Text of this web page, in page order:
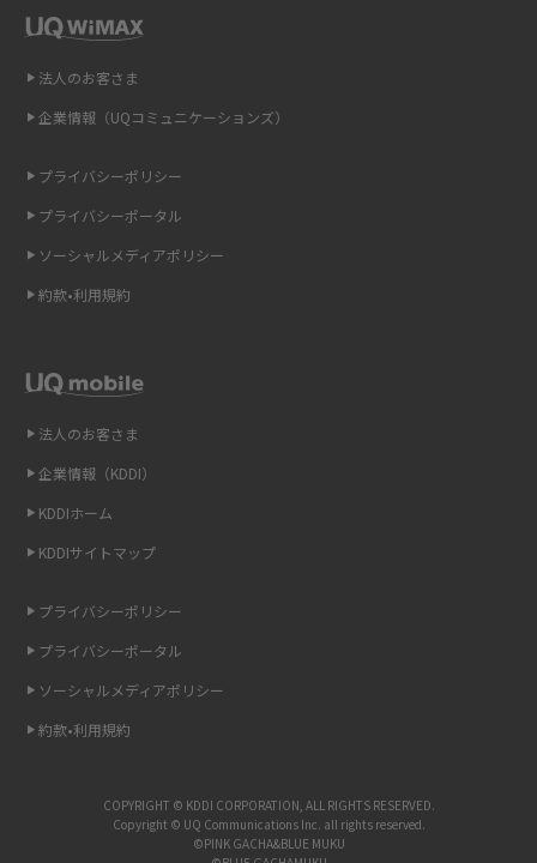
2015年8月(7)
2015年7月(9)
2015年6月(8)
2015年3月(9)
2015年2月(7)
2014年12月(8)
2014年11月(8)
2014年10月(9)
2014年9月(9)
2014年8月(7)
2014年7月(9)
2014年6月(7)
2014年5月(7)
2014年4月(9)
2014年2月(5)
即日受け取りできるポケット型Wi-Fiはある？すぐに使うための方法や注意
ONU（光回線終端装置）とは？モデム・ルーター・ホームゲートウェイと
ギガバイト（GB）とは？1GBの目安やギガが足りない時の対処法を紹介
Wi-Fi 6とは？Wi-Fi 5との違いやメリットと注意点、規格の種類も解説
Wi-Fiを自宅に設置する方法は？必要なことやポイントも紹介
光ファイバーとは？仕組みやメリット・デメリットを初心者向けにわかり
やすく解説
を解説
6Gとはどんな通信技術？Beyond 5Gや実用化の課題などを解説
方法を解説
UQ WiMAXの評判は？特徴やメリット・デメリットを口コミと併せて紹介
法人のお客さま
企業情報（KDDI）
KDDIホーム
KDDIサイトマップ
プライバシーポリシー
プライバシーポータル
ソーシャルメディアポリシー
約款•利用規約
法人のお客さま
企業情報（UQコミュニケーションズ）
プライバシーポリシー
プライバシーポータル
ソーシャルメディアポリシー
約款•利用規約
COPYRIGHT © KDDI CORPORATION, ALL RIGHTS RESERVED.
Copyright © UQ Communications Inc. all rights reserved.
©PINK GACHA&BLUE MUKU